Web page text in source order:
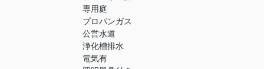
専用庭
プロパンガス
公営水道
浄化槽排水
電気有